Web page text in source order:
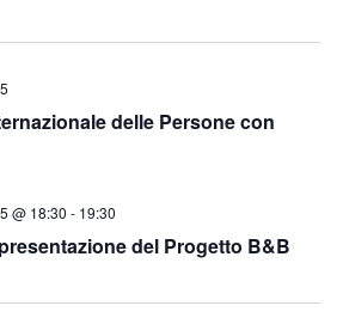
t
N
v
i
e
delle Persone con
@ 18:30 - 19:30
del Progetto B&B